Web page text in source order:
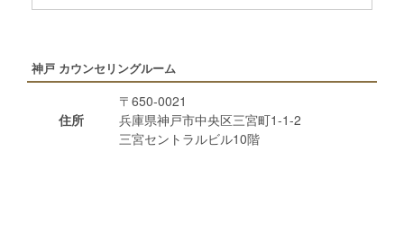
神戸 カウンセリングルーム
住所
〒650-0021
兵庫県神戸市中央区三宮町1-1-2
三宮セントラルビル10階